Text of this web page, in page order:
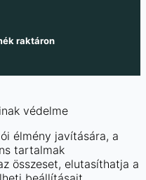
raktáron
védelme
élmény javítására, a
tartalmak
összeset, elutasíthatja a